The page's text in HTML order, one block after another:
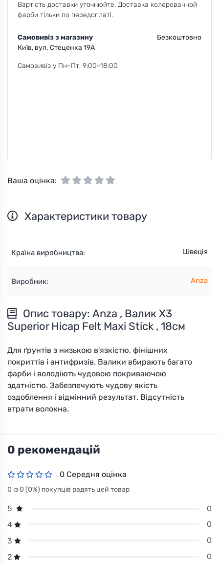
Вартість доставки уточнюйте. Доставка колерованной
фарби тільки по передоплаті.
Самовивіз з магазину
Київ, вул. Стеценка 19А
Безкоштовно
Самовивіз у Пн–Пт, 9:00–18:00
Ваша оцінка:
Характеристики товару
Країна виробництва: Швеція
Виробник: Anza
Опис товару: Anza , Валик X3
Superior Hicap Felt Maxi Stick , 18см
Для ґрунтів з низькою в'язкістю, фінішних
покриттів і антифризів. Валики вбирають багато
фарби і володіють чудовою покриваючою
здатністю. Забезпечують чудову якість
оздоблення і відмінний результат. Відсутність
втрати волокна.
0 рекомендацій
0 Середня оцінка
0 із 0 (0%) покупців радять цей товар
5
0
4
0
3
0
2
0